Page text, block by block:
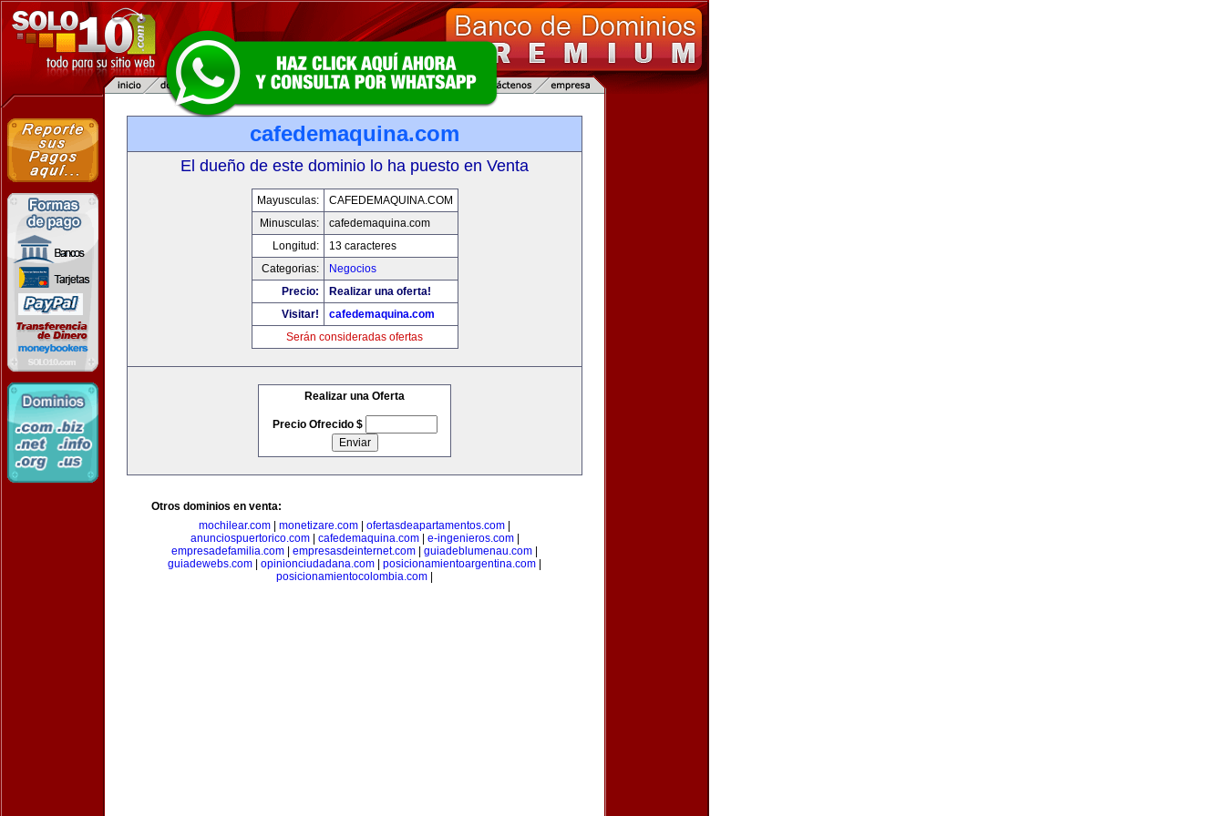
cafedemaquina.com
El dueño de este dominio lo ha puesto en Venta
Mayusculas:
CAFEDEMAQUINA.COM
Minusculas:
cafedemaquina.com
Longitud:
13 caracteres
Categorias:
Negocios
Precio:
Realizar una oferta!
Visitar!
cafedemaquina.com
Serán consideradas ofertas
Realizar una Oferta
Precio Ofrecido $
Otros dominios en venta:
mochilear.com
monetizare.com ofertasdeapartamentos.com
anunciospuertorico.com| cafedemaquina.com| e-ingenieros.com|
empresadefamilia.com
empresasdeinternet.com guiadeblumenau.com
guiadewebs.com
opinionciudadana.com posicionamientoargentina.com
posicionamientocolombia.com